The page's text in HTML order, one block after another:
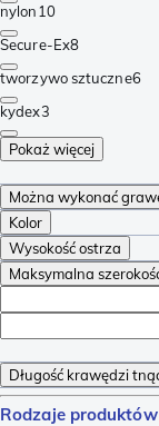
nylon10
Secure-Ex8
tworzywo sztuczne6
kydex3
Pokaż więcej
Można wykonać
Kolor
Wysokość ostrza
Maksymalna
Długość krawędzi
Rodzaje produktów